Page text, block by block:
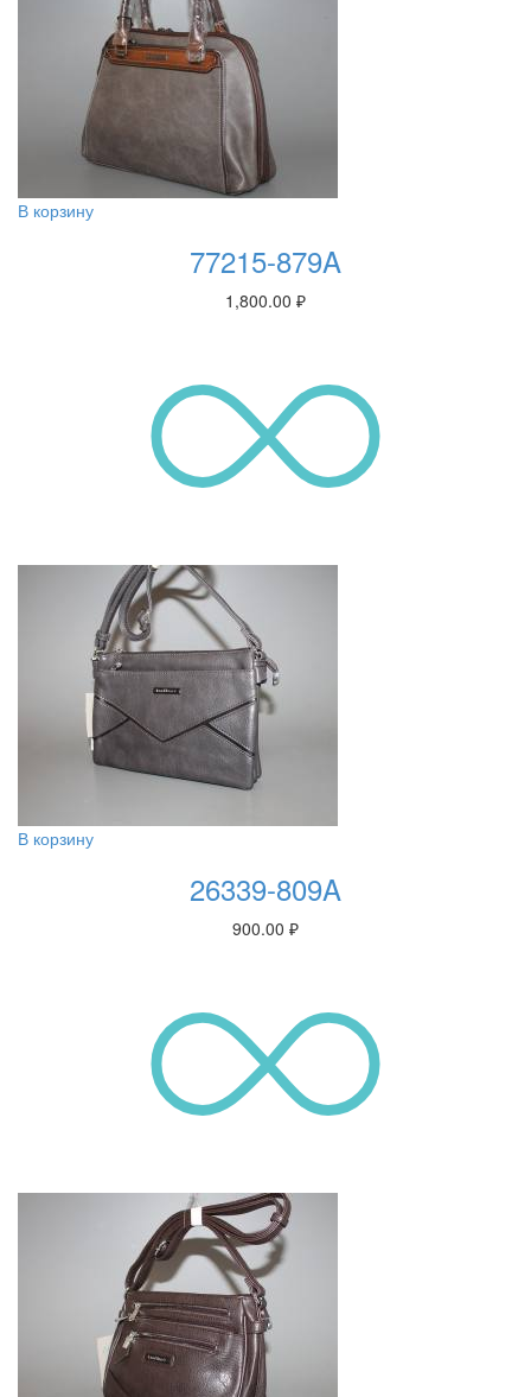
В корзину
77215-879A
1,800.00 ₽
В корзину
26339-809A
900.00 ₽